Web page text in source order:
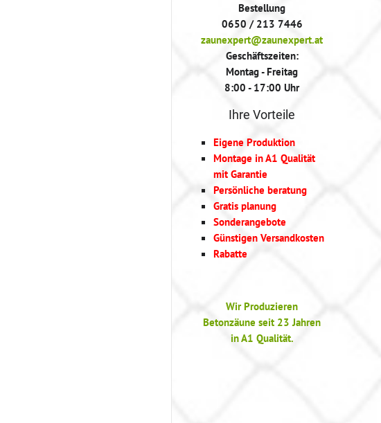
Bestellung
0650 / 213 7446
zaunexpert@zaunexpert.at
Geschäftszeiten:
Montag - Freitag
8:00 - 17:00 Uhr
Ihre Vorteile
Eigene Produktion
Montage in A1 Qualität
mit Garantie
Persönliche beratung
Gratis planung
Sonderangebote
Günstigen Versandkosten
Rabatte
Wir Produzieren
Betonzäune seit 23 Jahren
in A1 Qualität.